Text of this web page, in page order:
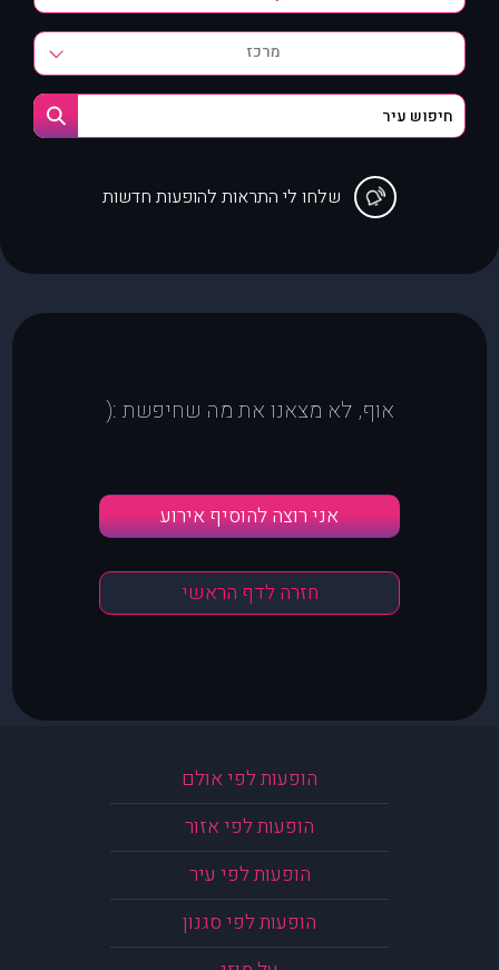
מרכז
שלחו לי התראות להופעות חדשות
אוף, לא מצאנו את מה שחיפשת :(
אני רוצה להוסיף אירוע
חזרה לדף הראשי
הופעות לפי אולם
הופעות לפי אזור
הופעות לפי עיר
הופעות לפי סגנון